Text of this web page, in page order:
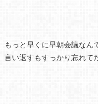
もっと早くに早朝会議なん
言い返すもすっかり忘れて